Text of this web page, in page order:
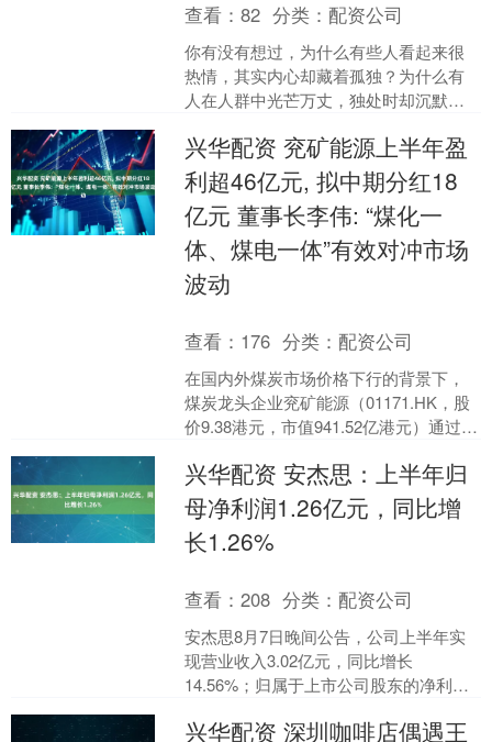
查看：82 分类：配资公司
你有没有想过，为什么有些人看起来很
热情，其实内心却藏着孤独？为什么有
人在人群中光芒万丈，独处时却沉默不
月亮星座的较量。🔥 上升....
兴华配资 兖矿能源上半年盈
利超46亿元, 拟中期分红18
亿元 董事长李伟: “煤化一
体、煤电一体”有效对冲市场
波动
查看： 176 分类：配资公司
在国内外煤炭市场价格下行的背景下，
煤炭龙头企业兖矿能源（01171.HK，股
价9.38港元，市值941.52亿港元）通过煤
展现....
兴华配资 安杰思：上半年归
母净利润1.26亿元，同比增
长1.26%
查看：208 分类：配资公司
安杰思8月7日晚间公告，公司上半年实
现营业收入3.02亿元，同比增长
14.56%；归属于上市公司股东的净利润
1.26....
兴华配资 深圳咖啡店偶遇王